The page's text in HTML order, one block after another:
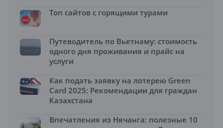
Топ сайтов с горящими турами
Путеводитель по Вьетнаму: стоимость
одного дня проживания и прайс на
услуги
Как подать заявку на лотерею Green
Card 2025: Рекомендации для граждан
Казахстана
Впечатления из Нячанга: полезные 10